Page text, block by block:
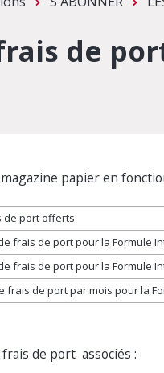
de
papier en
de port offerts
frais de port pour la Formule
frais de port pour la Formule
frais de port par mois pour la
de port associés :